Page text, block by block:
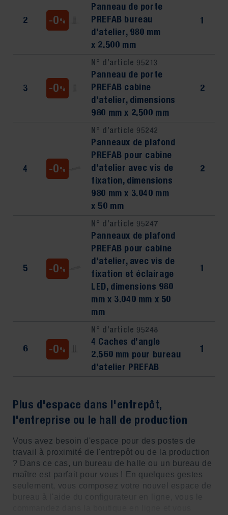
2 -0%
Panneau de porte
PREFAB bureau
d’atelier, 980 mm
x 2.500 mm
1
3 -0%
N° d’article 95213
Panneau de porte
PREFAB cabine
d’atelier, dimensions
980 mm x 2.500 mm
2
4 -0%
N° d’article 95242
Panneaux de plafond
PREFAB pour cabine
d’atelier avec vis de
fixation, dimensions
980 mm x 3.040 mm
x 50 mm
2
5 -0%
N° d’article 95247
Panneaux de plafond
PREFAB pour cabine
d’atelier, avec vis de
fixation et éclairage
LED, dimensions 980
mm x 3.040 mm x 50
mm
1
6 -0%
N° d’article 95248
4 Caches d’angle
2.560 mm pour bureau
d’atelier PREFAB
1
Plus d'espace dans l'entrepôt,
l'entreprise ou le hall de production
Vous avez besoin d'espace pour des postes de
travail à proximité de l'entrepôt ou de la production
? Dans ce cas, un bureau de halle ou un bureau de
maître est parfait pour vous ! En quelques gestes
seulement, vous composez votre nouvel espace de